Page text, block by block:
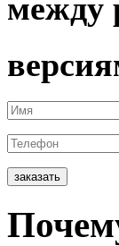
между
заказать